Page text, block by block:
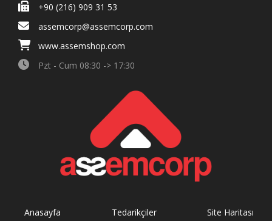
+90 (216) 909 31 53
assemcorp@assemcorp.com
www.assemshop.com
Pzt - Cum 08:30 -> 17:30
Anasayfa Tedarikçiler Site Haritası